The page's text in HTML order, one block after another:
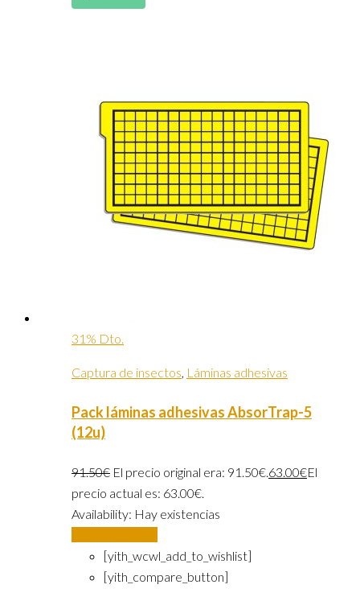
31% Dto.
Captura de insectos Láminas adhesivas
Pack láminas adhesivas AbsorTrap-5
(12u)
91.50€ El precio original era: 91.50€. 63.00€El
precio actual es: 63.00€.
Availability: Hay existencias
[yith_wcwl_add_to_wishlist]
[yith_compare_button]